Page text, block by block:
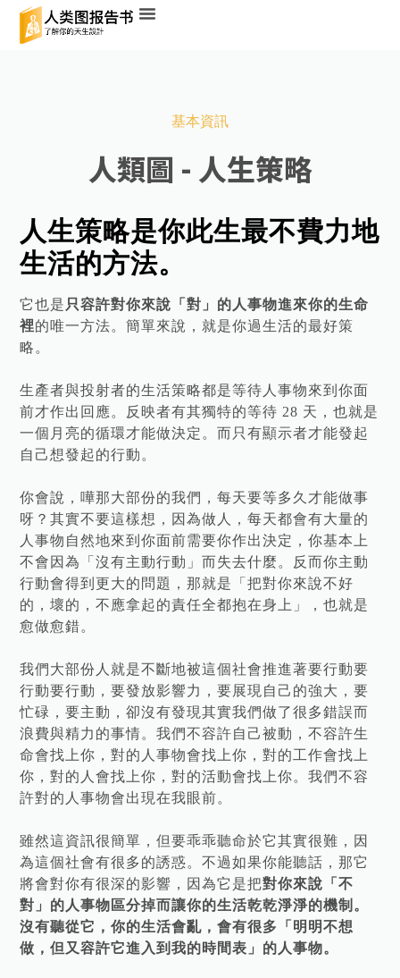
基本資訊
人類圖 - 人生策略
人生策略是你此生最不費力地
生活的方法。
它也是 只容許對你來說「對」的人事物進來你的生命
裡的唯一方法。簡單來說，就是你過生活的最好策
略。
生產者與投射者的生活策略都是等待人事物來到你面
前才作出回應。反映者有其獨特的等待 28 天，也就是
一個月亮的循環才能做決定。而只有顯示者才能發起
自己想發起的行動。
你會說，嘩那大部份的我們，每天要等多久才能做事
呀？其實不要這樣想，因為做人，每天都會有大量的
人事物自然地來到你面前需要你作出決定，你基本上
不會因為「沒有主動行動」而失去什麼。反而你主動
行動會得到更大的問題，那就是「把對你來說不好
的，壞的，不應拿起的責任全都抱在身上」，也就是
愈做愈錯。
我們大部份人就是不斷地被這個社會推進著要行動要
行動要行動，要發放影響力，要展現自己的強大，要
忙碌，要主動，卻沒有發現其實我們做了很多錯誤而
浪費與精力的事情。我們不容許自己被動，不容許生
命會找上你，對的人事物會找上你，對的工作會找上
你，對的人會找上你，對的活動會找上你。我們不容
許對的人事物會出現在我眼前。
雖然這資訊很簡單，但要乖乖聽命於它其實很難，因
為這個社會有很多的誘惑。不過如果你能聽話，那它
將會對你有很深的影響，因為它是把對你來說「不
對」的人事物區分掉而讓你的生活乾乾淨淨的機制。
沒有聽從它，你的生活會亂，會有很多「明明不想
做，但又容許它進入到我的時間表」的人事物。